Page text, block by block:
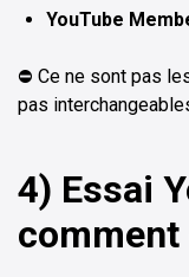
YouTube
⛔ Ce ne sont pas
pas
4) Essai
comment